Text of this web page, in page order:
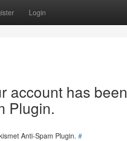
Login
account has been
Plugin.
Anti-Spam Plugin. #